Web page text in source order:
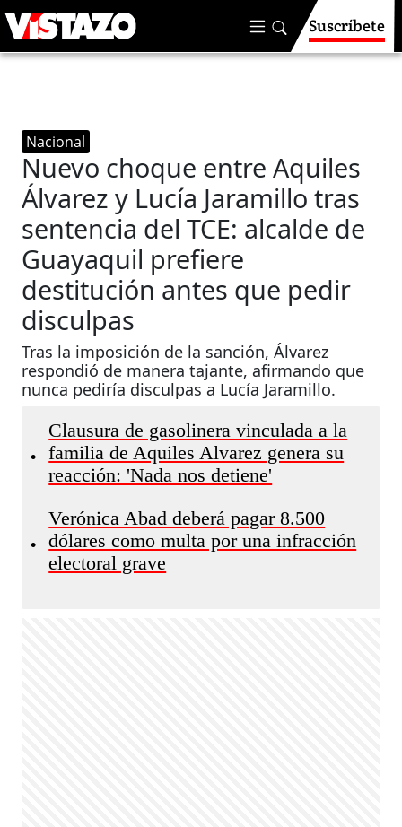
Suscríbete
Nacional
Nuevo choque entre Aquiles
Álvarez y Lucía Jaramillo tras
sentencia del TCE: alcalde de
Guayaquil prefiere
destitución antes que pedir
disculpas
Tras la imposición de la sanción, Álvarez
respondió de manera tajante, afirmando que
nunca pediría disculpas a Lucía Jaramillo.
•
Clausura de gasolinera vinculada a la
familia de Aquiles Alvarez genera su
reacción: 'Nada nos detiene'
•
Verónica Abad deberá pagar 8.500
dólares como multa por una infracción
electoral grave